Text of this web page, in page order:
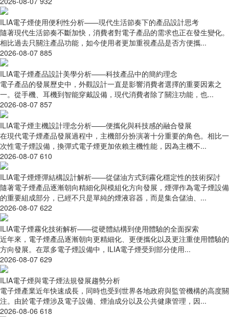
ILIA電子煙使用便利性分析——現代生活節奏下的產品設計思考
隨著現代生活節奏不斷加快，消費者對電子產品的需求也正在發生變化。
相比過去只關注產品功能，如今使用者更加重視產品是否方便攜...
2026-08-07 885
ILIA電子煙產品設計美學分析——科技產品中的簡約理念
電子產品的發展歷史中，外觀設計一直是影響消費者選擇的重要因素之
一。從手機、耳機到智能穿戴設備，現代消費者除了關注功能，也...
2026-08-07 857
ILIA電子煙主機設計理念分析——便攜化與科技感的融合發展
在現代電子煙產品發展過程中，主機部分扮演著十分重要的角色。相比一
次性電子煙設備，換彈式電子煙更加依賴主機性能，因為主機不...
2026-08-07 610
ILIA電子煙煙彈結構設計解析——從儲油方式到霧化穩定性的技術探討
隨著電子煙產品逐漸朝向精細化與模組化方向發展，煙彈作為電子煙設備
的重要組成部分，已經不只是單純的煙液容器，而是集合儲油、...
2026-08-07 622
ILIA電子煙霧化技術解析——從硬體結構到使用體驗的全面探索
近年來，電子煙產品逐漸朝向更精細化、更便攜化以及更注重使用體驗的
方向發展。在眾多電子煙設備中，ILIA電子煙受到部分使用...
2026-08-07 629
ILIA電子煙與電子煙法規發展趨勢分析
電子煙產業近年快速成長，同時也受到世界各地政府與監管機構的高度關
注。由於電子煙涉及電子設備、煙油成分以及公共健康管理，因...
2026-08-06 618